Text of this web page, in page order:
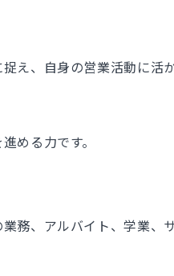
え、自身の営業活動に活
める力です。
務、アルバイト、学業、